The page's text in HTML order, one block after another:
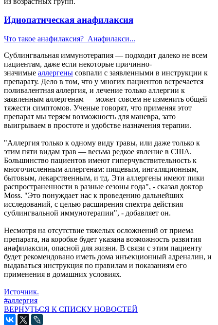
Идиопатическая анафилаксия
Что такое анафилаксия? Анафилакси...
Сублингвальная иммунотерапия — подходит далеко не всем
пациентам, даже если некоторые причинно-
значимые аллергены совпали с заявленными в инструкции к
препарату. Дело в том, что у многих пациентов встречается
поливалентная аллергия, и лечение только аллергии к
заявленным аллергенам — может совсем не изменить общей
тяжести симптомов. Ученые говорят, что применяя этот
препарат мы теряем возможность для маневра, зато
выигрываем в простоте и удобстве назначения терапии.
"Аллергия только к одному виду травы, или даже только к
этим пяти видам трав — весьма редкое явление в США.
Большинство пациентов имеют гиперчувствительность к
многочисленным аллергенам: пищевым, ингаляционным,
бытовым, лекарственным, и тд. Эти аллергены имеют пики
распространенности в разные сезоны года", - сказал доктор
Moss. "Это понуждает нас к проведению дальнейших
исследований, с целью расширения спектра действия
сублингвальной иммунотерапии", - добавляет он.
Несмотря на отсутствие тяжелых осложнений от приема
препарата, на коробке будет указана возможность развития
анафилаксии, опасной для жизни. В связи с этим пациенту
будет рекомендовано иметь дома инъекционный адреналин, и
выдаваться инструкция по правилам и показаниям его
применения в домашних условиях.
Источник.
#аллергия
ВЕРНУТЬСЯ К СПИСКУ НОВОСТЕЙ